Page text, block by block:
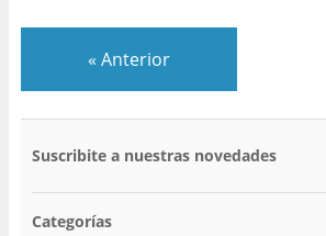
« Anterior
Suscribite a nuestras novedades
Categorías